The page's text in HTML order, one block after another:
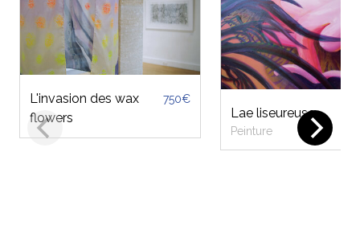
L'invasion des wax
flowers
750€
Lae liseureuse
Peinture